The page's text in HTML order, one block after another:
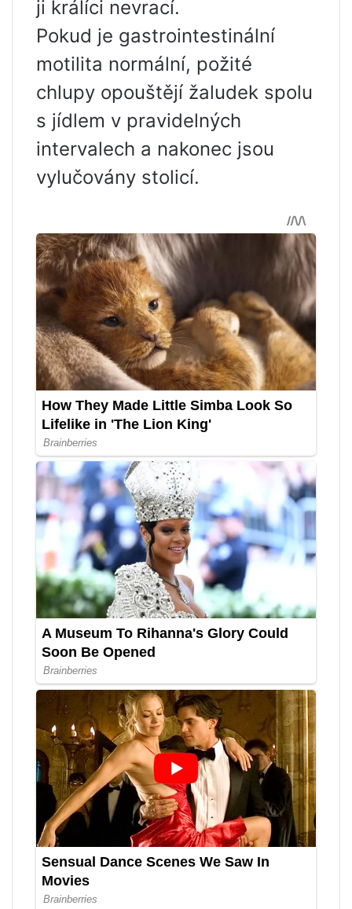
ji králíci nevrací.
Pokud je gastrointestinální
motilita normální, požité
chlupy opouštějí žaludek spolu
s jídlem v pravidelných
intervalech a nakonec jsou
vylučovány stolicí.